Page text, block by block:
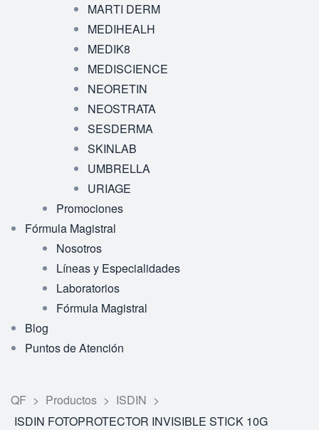
MARTI DERM
MEDIHEALH
MEDIK8
MEDISCIENCE
NEORETIN
NEOSTRATA
SESDERMA
SKINLAB
UMBRELLA
URIAGE
Promociones
Fórmula Magistral
Nosotros
Líneas y Especialidades
Laboratorios
Fórmula Magistral
Blog
Puntos de Atención
QF > Productos > ISDIN >
ISDIN FOTOPROTECTOR INVISIBLE STICK 10G